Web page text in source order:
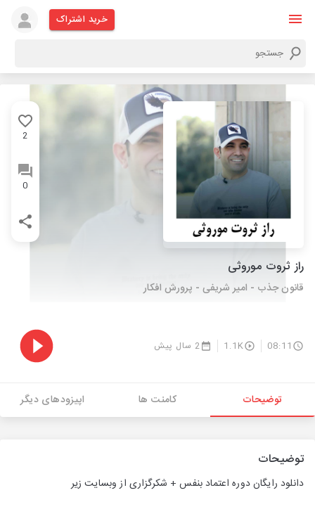
خرید اشتراک
2
0
راز ثروت موروثی
قانون جذب - امیر شریفی - پرورش افکار
08:11
1.1K 2 سال پیش
توضیحات کامنت ها اپیزودهای دیگر
توضیحات
دانلود رایگان دوره اعتماد بنفس + شکرگزاری از وبسایت زیر